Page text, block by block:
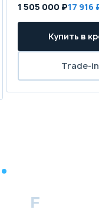
1 505 000 ₽17 916
F